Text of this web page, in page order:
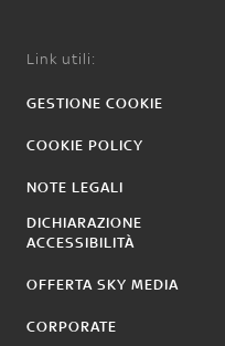
Link utili:
GESTIONE COOKIE
COOKIE POLICY
NOTE LEGALI
DICHIARAZIONE
ACCESSIBILITÀ
OFFERTA SKY MEDIA
CORPORATE